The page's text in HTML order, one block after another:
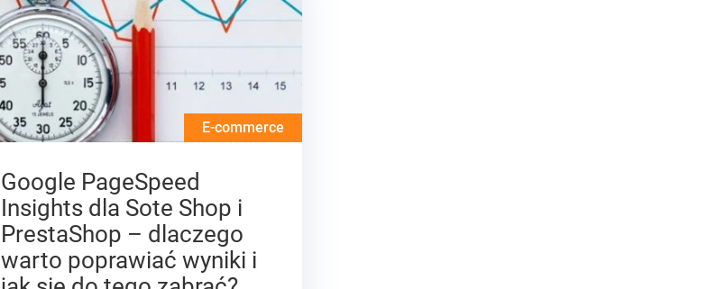
E-commerce
Google PageSpeed
Insights dla Sote Shop i
PrestaShop – dlaczego
warto poprawiać wyniki i